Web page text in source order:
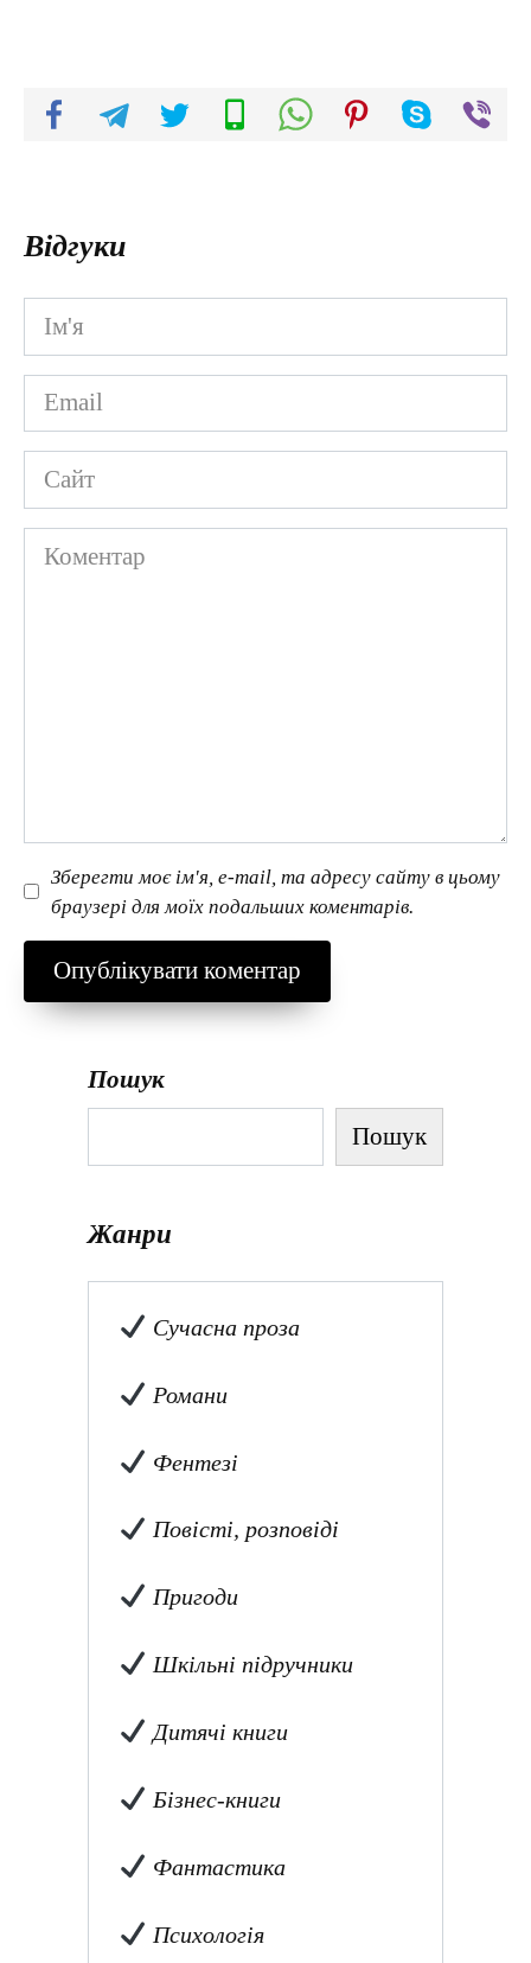
Відгуки
Ім'я
*
Email
*
Сайт
Коментар
Зберегти моє ім'я, e-mail, та адресу сайту в цьому
браузері для моїх подальших коментарів.
Пошук
Пошук
Жанри
Сучасна проза
Романи
Фентезі
Повісті, розповіді
Пригоди
Шкільні підручники
Дитячі книги
Бізнес-книги
Фантастика
Психологія